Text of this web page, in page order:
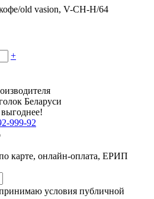
old vasion, V-CH-H/64
+
Беларуси
999-92
карте, онлайн-оплата, ЕРИП
условия публичной